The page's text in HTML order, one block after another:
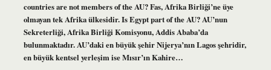
countries are not members of the AU? Fas, Afrika Birliği’ne üye
olmayan tek Afrika ülkesidir. Is Egypt part of the AU? AU’nun
Sekreterliği, Afrika Birliği Komisyonu, Addis Ababa’da
bulunmaktadır. AU’daki en büyük şehir Nijerya’nın Lagos şehridir,
en büyük kentsel yerleşim ise Mısır’ın Kahire…